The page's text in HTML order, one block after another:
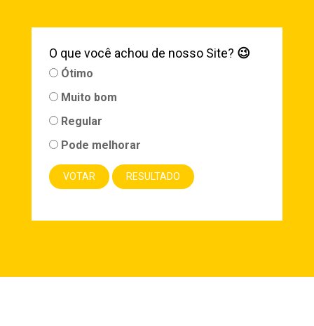
O que você achou de nosso Site? 😉
Ótimo
Muito bom
Regular
Pode melhorar